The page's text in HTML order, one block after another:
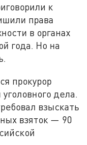
к
права
в органах
года. Но на
прокурор
дела.
взыскать
взяток — 90